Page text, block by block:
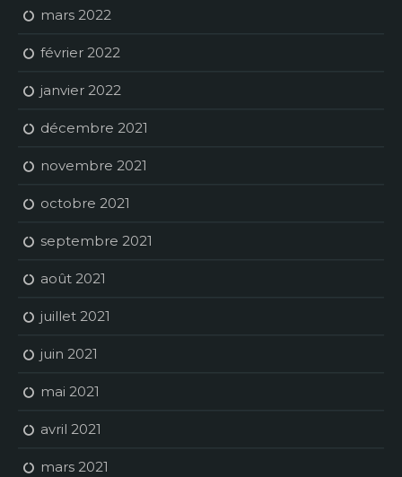
mars 2022
février 2022
janvier 2022
décembre 2021
novembre 2021
octobre 2021
septembre 2021
août 2021
juillet 2021
juin 2021
mai 2021
avril 2021
mars 2021